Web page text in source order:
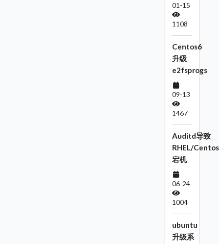
01-15
1108
Centos6
升级
e2fsprogs
09-13
1467
Auditd导致
RHEL/Centos
宕机
06-24
1004
ubuntu
升级系